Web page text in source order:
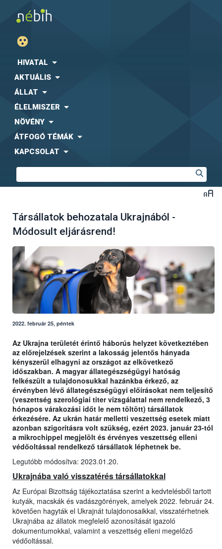
HIVATAL
AKTUÁLIS
ÁLLAT
ÉLELMISZER
NÖVÉNY
ÁTFOGÓ TÉMÁK
KAPCSOLAT
Társállatok behozatala Ukrajnából -
Módosult eljárásrend!
2022. február 25, péntek
Az Ukrajna területét érintő háborús helyzet következtében
az előrejelzések szerint a lakosság jelentős hányada
kényszerül elhagyni az országot az elkövetkező
időszakban. A magyar állategészségügyi hatóság
felkészült a tulajdonosukkal hazánkba érkező, az
érvényben lévő állategészségügyi előírásokat nem teljesítő
(veszettség szerológiai titer vizsgálattal nem rendelkező, 3
hónapos várakozási időt le nem töltött) társállatok
érkezésére. Az ukrán határ melletti veszettség esetek miatt
azonban szigorításra volt szükség, ezért 2023. január 23-tól
a mikrochippel megjelölt és érvényes veszettség elleni
védőoltással rendelkező társállatok léphetnek be.
Legutóbb módosítva: 2023.01.20.
Ukrajnába való visszatérés társállatokkal
Az Európai Bizottság tájékoztatása szerint a kedvtelésből tartott
kutyák, macskák és vadászgörények, amelyek 2022. február 24.
követően hagyták el Ukrajnát tulajdonosaikkal, visszatérhetnek
Ukrajnába az állatok megfelelő azonosítását igazoló
dokumentumokkal, valamint a veszettség elleni megelőző
védőoltással.